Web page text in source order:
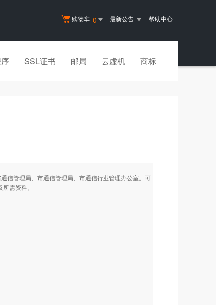
购物车 0 最新公告 帮助中心
SSL证书 邮局 云虚机 商标
信管理局、市通信管理局、市通信行业管理办公室。可
需资料。